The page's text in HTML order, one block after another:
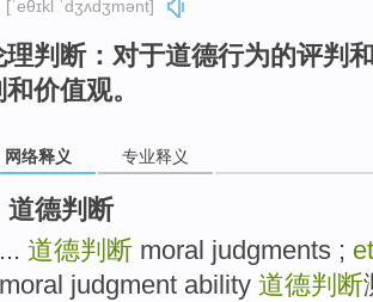
[ˈeθɪkl ˈdʒʌdʒmənt]
理判断：对于道德行为的评判
和价值观。
网络释义 专业释义
道德判断
... 道德判断 moral judgments ;
moral judgment ability 道德判断